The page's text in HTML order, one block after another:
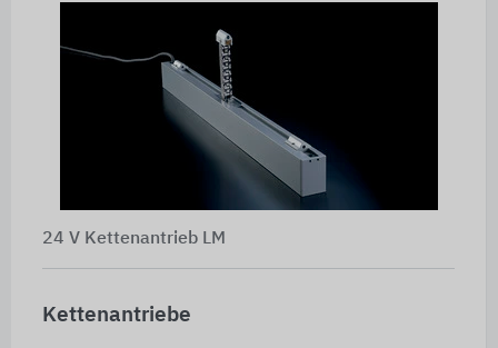
24 V Kettenantrieb LM
Kettenantriebe